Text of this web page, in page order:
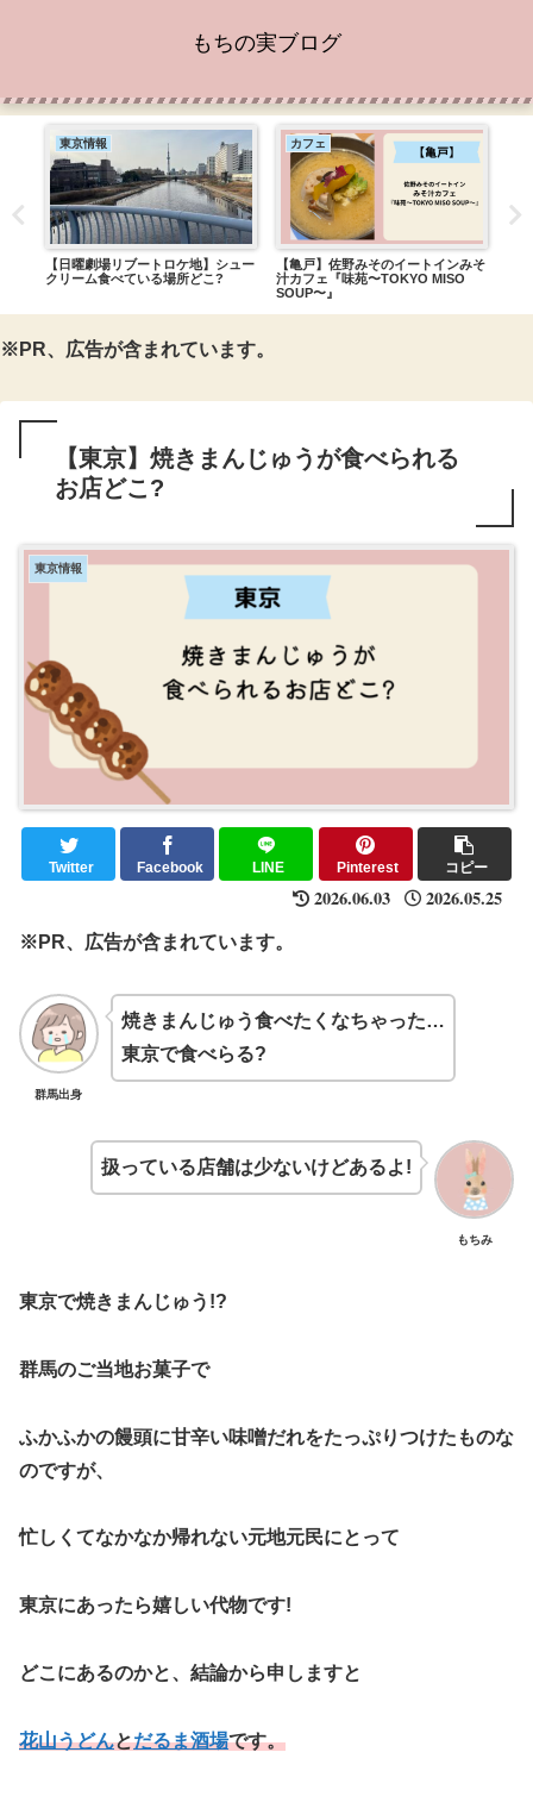
もちの実ブログ
東京情報
【日曜劇場リブートロケ地】シュー
クリーム食べている場所どこ?
カフェ
【亀戸】佐野みそのイートインみそ
汁カフェ『味苑〜TOKYO MISO
SOUP〜』
※PR、広告が含まれています。
【東京】焼きまんじゅうが食べられる
お店どこ?
東京情報
Twitter Facebook LINE Pinterest コピー
2026.06.03 2026.05.25
※PR、広告が含まれています。
群馬出身
焼きまんじゅう食べたくなちゃった…
東京で食べらる?
もちみ
扱っている店舗は少ないけどあるよ!
東京で焼きまんじゅう!?
群馬のご当地お菓子で
ふかふかの饅頭に甘辛い味噌だれをたっぷりつけたものな
のですが、
忙しくてなかなか帰れない元地元民にとって
東京にあったら嬉しい代物です!
どこにあるのかと、結論から申しますと
花山うどんとだるま酒場です。